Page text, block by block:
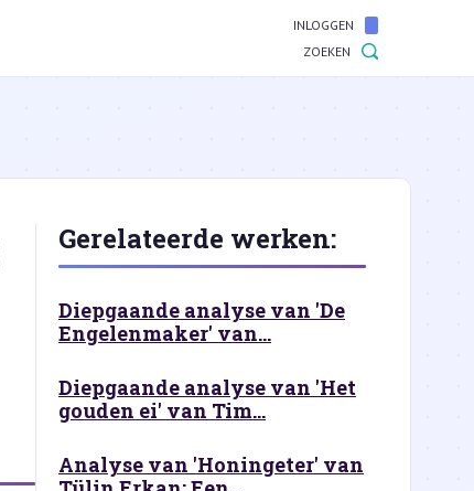
INLOGGEN
ZOEKEN
Gerelateerde werken:
Diepgaande analyse van 'De
Engelenmaker' van...
Diepgaande analyse van 'Het
gouden ei' van Tim...
Analyse van 'Honingeter' van